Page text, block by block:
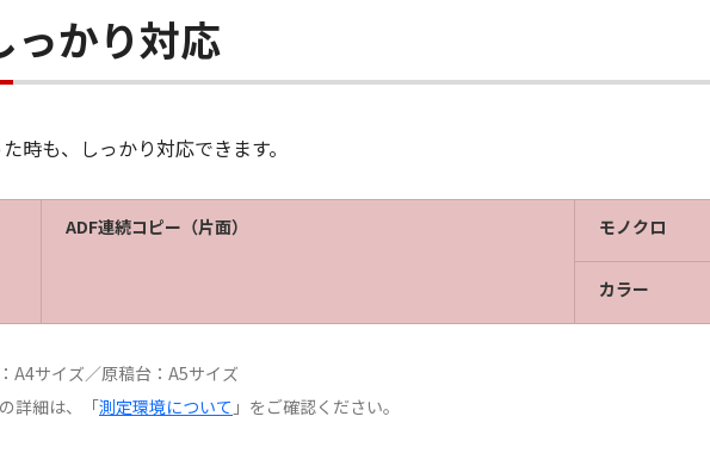
っかり対応
時も、しっかり対応できます。
ADF連続コピー（片面） モノクロ
カラー
サイズ／原稿台：A5サイズ
詳細は、「測定環境について 」をご確認ください。